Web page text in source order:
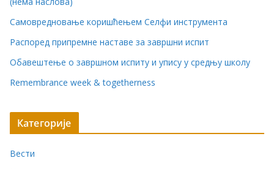
Самовредновање коришћењем Селфи инструмента
Распоред припремне наставе за завршни испит
Обавештење о завршном испиту и упису у средњу школу
Remembrance week & togetherness
Категорије
Вести